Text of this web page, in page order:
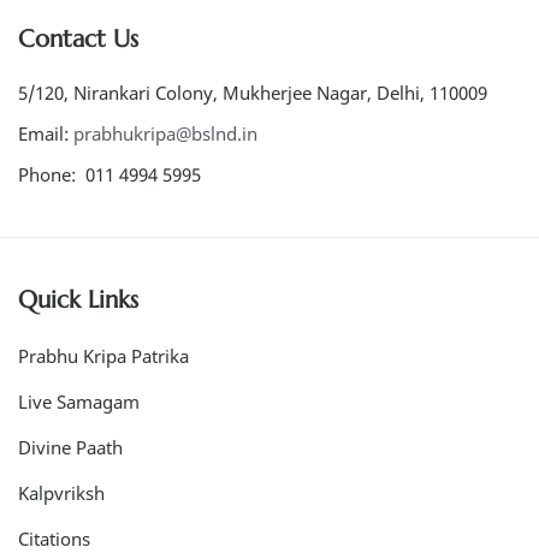
Contact Us
5/120, Nirankari Colony, Mukherjee Nagar, Delhi, 110009
Email: prabhukripa@bslnd.in
Phone: 011 4994 5995
Quick Links
Prabhu Kripa Patrika
Live Samagam
Divine Paath
Kalpvriksh
Citations